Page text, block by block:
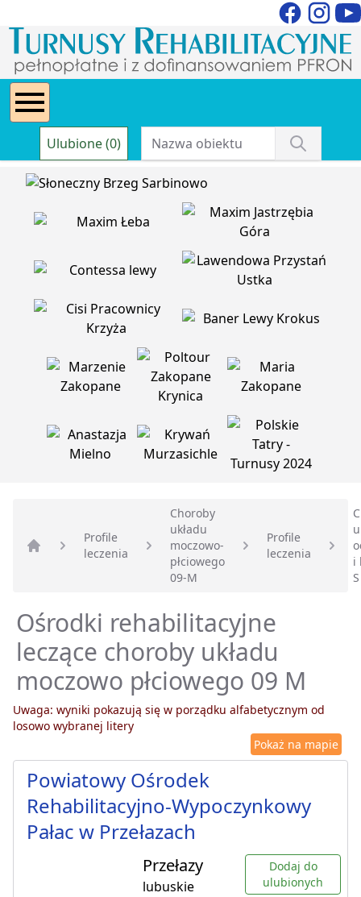
Ulubione (0)
Strona główna
Profile
leczenia
Choroby
układu
moczowo-
płciowego
09-M
Profile
leczenia
i
S
Ośrodki rehabilitacyjne
leczące choroby układu
moczowo płciowego 09 M
Uwaga: wyniki pokazują się w porządku alfabetycznym od
losowo wybranej litery
Pokaż na mapie
Powiatowy Ośrodek
Rehabilitacyjno-Wypoczynkowy
Pałac w Przełazach
Przełazy
lubuskie
Dodaj do
ulubionych